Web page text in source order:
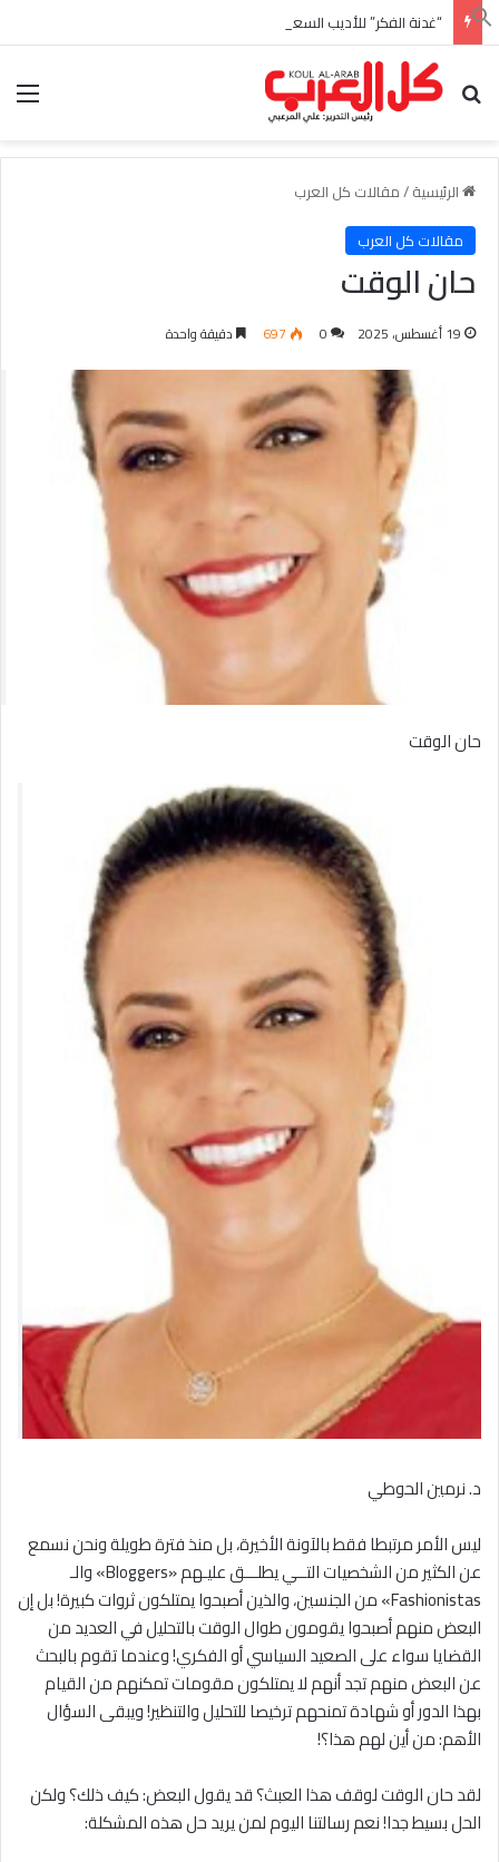
“غدنة الفكر” للأديب السعودي احمد بن عبدالله العبدالنبي
بحث عن
الرئيسية/مقالات كل العرب
مقالات كل العرب
حان الوقت
19 أغسطس، 2025 0
697 دقيقة واحدة
حان الوقت
د. نرمين الحوطي
ليس الأمر مرتبطا فقط بالآونة الأخيرة، بل منذ فترة طويلة ونحن نسمع
عن الكثير من الشخصيات التــي يطلـــق عليـهم «Bloggers» والـ
Fashionistas» من الجنسين، والذين أصبحوا يمتلكون ثروات كبيرة! بل إن
البعض منهم أصبحوا يقومون طوال الوقت بالتحليل في العديد من
القضايا سواء على الصعيد السياسي أو الفكري! وعندما تقوم بالبحث
عن البعض منهم تجد أنهم لا يمتلكون مقومات تمكنهم من القيام
بهذا الدور أو شهادة تمنحهم ترخيصا للتحليل والتنظير! ويبقى السؤال
الأهم: من أين لهم هذا؟!
لقد حان الوقت لوقف هذا العبث؟ قد يقول البعض: كيف ذلك؟ ولكن
الحل بسيط جدا! نعم رسالتنا اليوم لمن يريد حل هذه المشكلة: